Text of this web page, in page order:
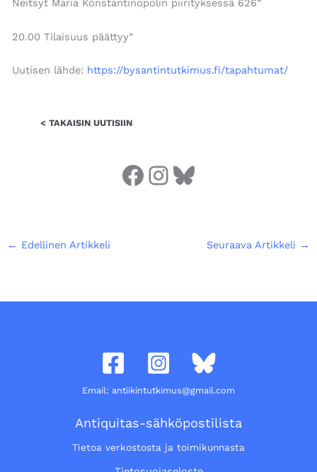
Neitsyt Maria Konstantinopolin piirityksessä 626”
20.00 Tilaisuus päättyy”
Uutisen lähde: https://bysantintutkimus.fi/tapahtumat/
< TAKAISIN UUTISIIN
← Edellinen Artikkeli Seuraava Artikkeli →
Email: antiikintutkimus@gmail.com
Antiquitas-sähköpostilista
Tietoa verkostosta ja toimikunnasta